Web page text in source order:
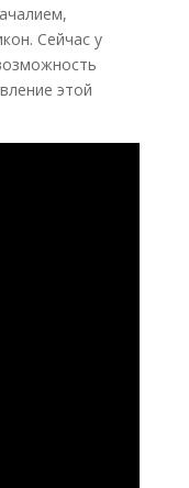
Сейчас у
этой